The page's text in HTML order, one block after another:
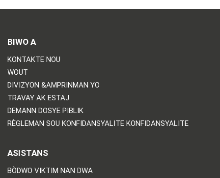
BIWO A
KONTAKTE NOU
WOUT
DIVIZYON &AMPRINMAN YO
TRAVAY AK ESTAJ
DEMANN DOSYE PIBLIK
RÈGLEMAN SOU KONFIDANSYALITE KONFIDANSYALITE
ASISTANS
BÒDWO VIKTIM NAN DWA